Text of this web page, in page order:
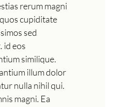
rerum magni
cupiditate
sed
id eos
similique.
illum dolor
nulla nihil qui.
magni. Ea